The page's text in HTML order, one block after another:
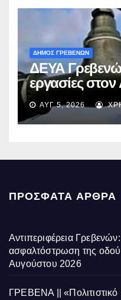
ΔΗΜΟΣ ΓΡΕΒΕΝΩΝ
ΔΕΥΑ
εργασίες
ύδρευσης –
επηρεάζονται
ΑΥΓ 5, 2026
ΠΡΌΣΦΑΤΑ ΆΡΘΡΑ
Αντιπεριφέρεια
ασφαλτόστρωση της οδού
Αυγούστου 2026
ΓΡΕΒΕΝΑ || «Πολιτιστικό